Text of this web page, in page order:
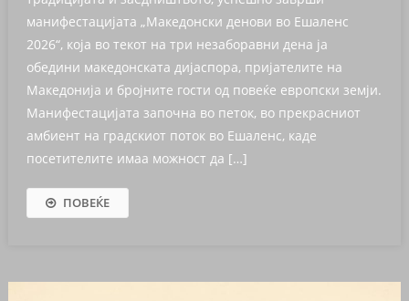
манифестацијата „Македонски денови во Ешаленс
2026“, која во текот на три незаборавни дена ја
обедини македонската дијаспора, пријателите на
Македонија и бројните гости од повеќе европски земји.
Манифестацијата започна во петок, во прекрасниот
амбиент на градскиот поток во Ешаленс, каде
посетителите имаа можност да […]
ПОВЕЌЕ